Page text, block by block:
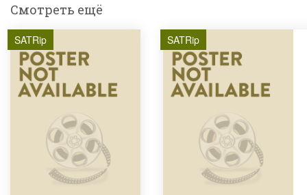
Смотреть ещё
SATRip SATRip